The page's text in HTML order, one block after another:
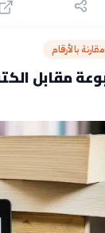
بالأرقام
مقابل